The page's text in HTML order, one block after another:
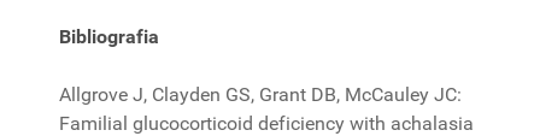
Bibliografia
Allgrove J, Clayden GS, Grant DB, McCauley JC:
Familial glucocorticoid deficiency with achalasia